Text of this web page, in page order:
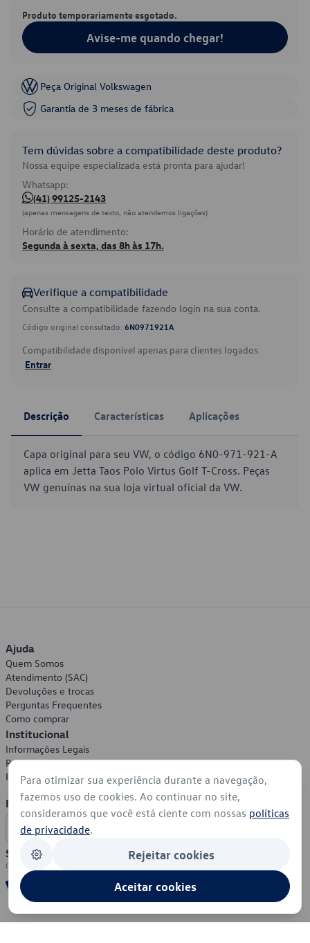
Produto temporariamente esgotado.
Avise-me quando chegar!
Peça Original Volkswagen
Garantia de 3 meses de fábrica
Tem dúvidas sobre a compatibilidade deste produto?
Nossa equipe especializada está pronta para ajudar!
Whatsapp:
(41) 99125-2143
(apenas mensagens de texto, não atendemos ligações)
Horário de atendimento:
Segunda à sexta, das 8h às 17h.
Verifique a compatibilidade
Consulte a compatibilidade fazendo login na sua conta.
Código original consultado: 6N0971921A
Compatibilidade disponível apenas para clientes logados.
Entrar
Descrição Características Aplicações
Capa original para seu VW, o código 6N0-971-921-A
aplica em Jetta Taos Polo Virtus Golf T-Cross. Peças
VW genuínas na sua loja virtual oficial da VW.
Ajuda
Quem Somos
Atendimento (SAC)
Devoluções e trocas
Perguntas Frequentes
Como comprar
Institucional
Informações Legais
Política de Privacidade
Política de Cookies
Formas de Pagamento
Segurança
Para otimizar sua experiência durante a navegação,
fazemos uso de cookies. Ao continuar no site,
consideramos que você está ciente com nossas políticas
de privacidade.
Rejeitar cookies
Aceitar cookies